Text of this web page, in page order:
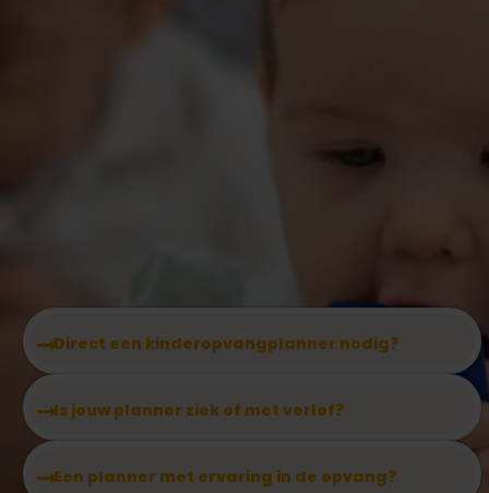
Direct een kinderopvangplanner nodig?
Is jouw planner ziek of met verlof?
Een planner met ervaring in de opvang?